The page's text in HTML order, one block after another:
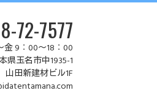
72-7577
金 9：00～18：00
県玉名市中1935-1
山田新建材ビル1F